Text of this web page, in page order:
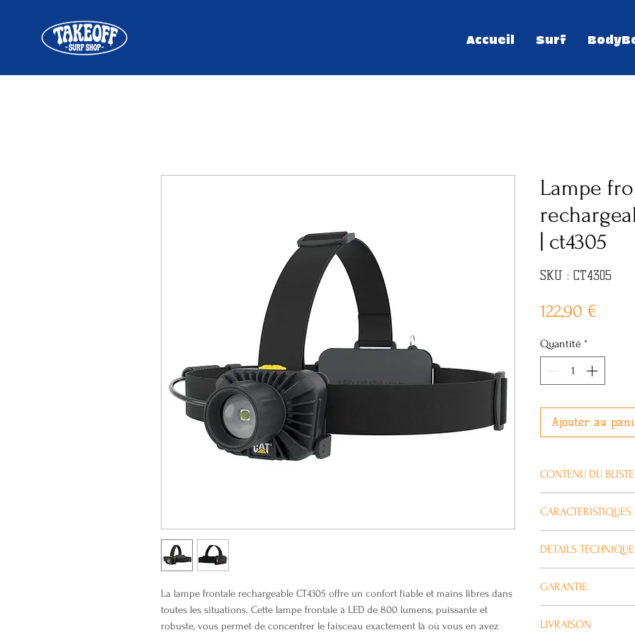
Accueil Surf
La lampe frontale rechargeable CT4305 offre un confort fiable et mains libres dans
toutes les situations. Cette lampe frontale à LED de 800 lumens, puissante et
robuste, vous permet de concentrer le faisceau exactement là où vous en avez
Lampe
| ct4305
SKU : CT4305
122,90 €
Quantité *
Ajouter au
CONTENU DU
1
Lampe Frontale
CT4305
2
Batteries Li-ion
1
Câble micro USB
CARACTERISTIQUES
fiable et mains
lampe frontale à
robuste, vous
exactement là où
micro USB est
DETAILS
Pleine puissance -
Faible puissance -
Distance d'éclairage
GARANTIE
LIVRAISON